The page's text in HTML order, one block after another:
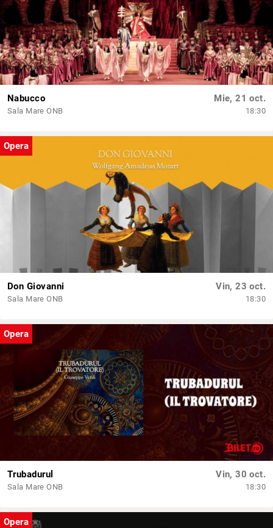
Nabucco
Sala Mare ONB
Mie, 21 oct.
18:30
Opera
Don Giovanni
Sala Mare ONB
Vin, 23 oct.
18:30
Opera
Trubadurul
Sala Mare ONB
Vin, 30 oct.
18:30
Opera